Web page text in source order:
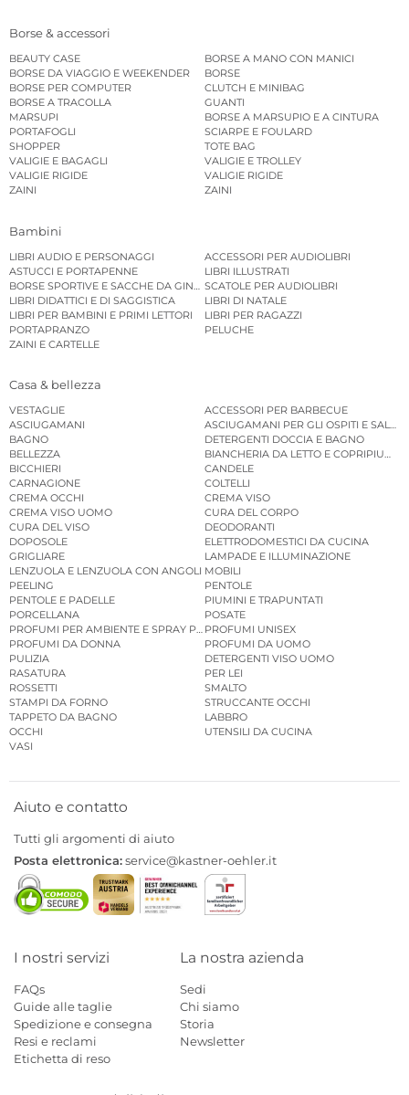
Borse & accessori
BEAUTY CASE
BORSE A MANO CON MANICI
BORSE DA VIAGGIO E WEEKENDER
BORSE
BORSE PER COMPUTER
CLUTCH E MINIBAG
BORSE A TRACOLLA
GUANTI
MARSUPI
BORSE A MARSUPIO E A CINTURA
PORTAFOGLI
SCIARPE E FOULARD
SHOPPER
TOTE BAG
VALIGIE E BAGAGLI
VALIGIE E TROLLEY
VALIGIE RIGIDE
VALIGIE RIGIDE
ZAINI
ZAINI
Bambini
LIBRI AUDIO E PERSONAGGI
ACCESSORI PER AUDIOLIBRI
ASTUCCI E PORTAPENNE
LIBRI ILLUSTRATI
BORSE SPORTIVE E SACCHE DA GINNASTICASCATOLE PER AUDIOLIBRI
LIBRI DIDATTICI E DI SAGGISTICA
LIBRI DI NATALE
LIBRI PER BAMBINI E PRIMI LETTORI
LIBRI PER RAGAZZI
PORTAPRANZO
PELUCHE
ZAINI E CARTELLE
Casa & bellezza
VESTAGLIE
ACCESSORI PER BARBECUE
ASCIUGAMANI
ASCIUGAMANI PER GLI OSPITI E
BAGNO
DETERGENTI DOCCIA E BAGNO
BELLEZZA
BIANCHERIA DA LETTO E COPRIPIUMINI
BICCHIERI
CANDELE
CARNAGIONE
COLTELLI
CREMA OCCHI
CREMA VISO
CREMA VISO UOMO
CURA DEL CORPO
CURA DEL VISO
DEODORANTI
DOPOSOLE
ELETTRODOMESTICI DA CUCINA
GRIGLIARE
LAMPADE E ILLUMINAZIONE
LENZUOLA E LENZUOLA CON ANGOLI MOBILI
PEELING
PENTOLE
PENTOLE E PADELLE
PIUMINI E TRAPUNTATI
PORCELLANA
POSATE
PROFUMI PER AMBIENTE E SPRAY PER AMBIENTE
PROFUMI UNISEX
PROFUMI DA DONNA
PROFUMI DA UOMO
PULIZIA
DETERGENTI VISO UOMO
RASATURA
PER LEI
ROSSETTI
SMALTO
STAMPI DA FORNO
STRUCCANTE OCCHI
TAPPETO DA BAGNO
LABBRO
OCCHI
UTENSILI DA CUCINA
VASI
Aiuto e contatto
Tutti gli argomenti di aiuto
Posta elettronica:service@kastner-oehler.it
I nostri servizi
FAQs
Guide alle taglie
Spedizione e consegna
Resi e reclami
Etichetta di reso
La nostra azienda
Sedi
Chi siamo
Storia
Newsletter